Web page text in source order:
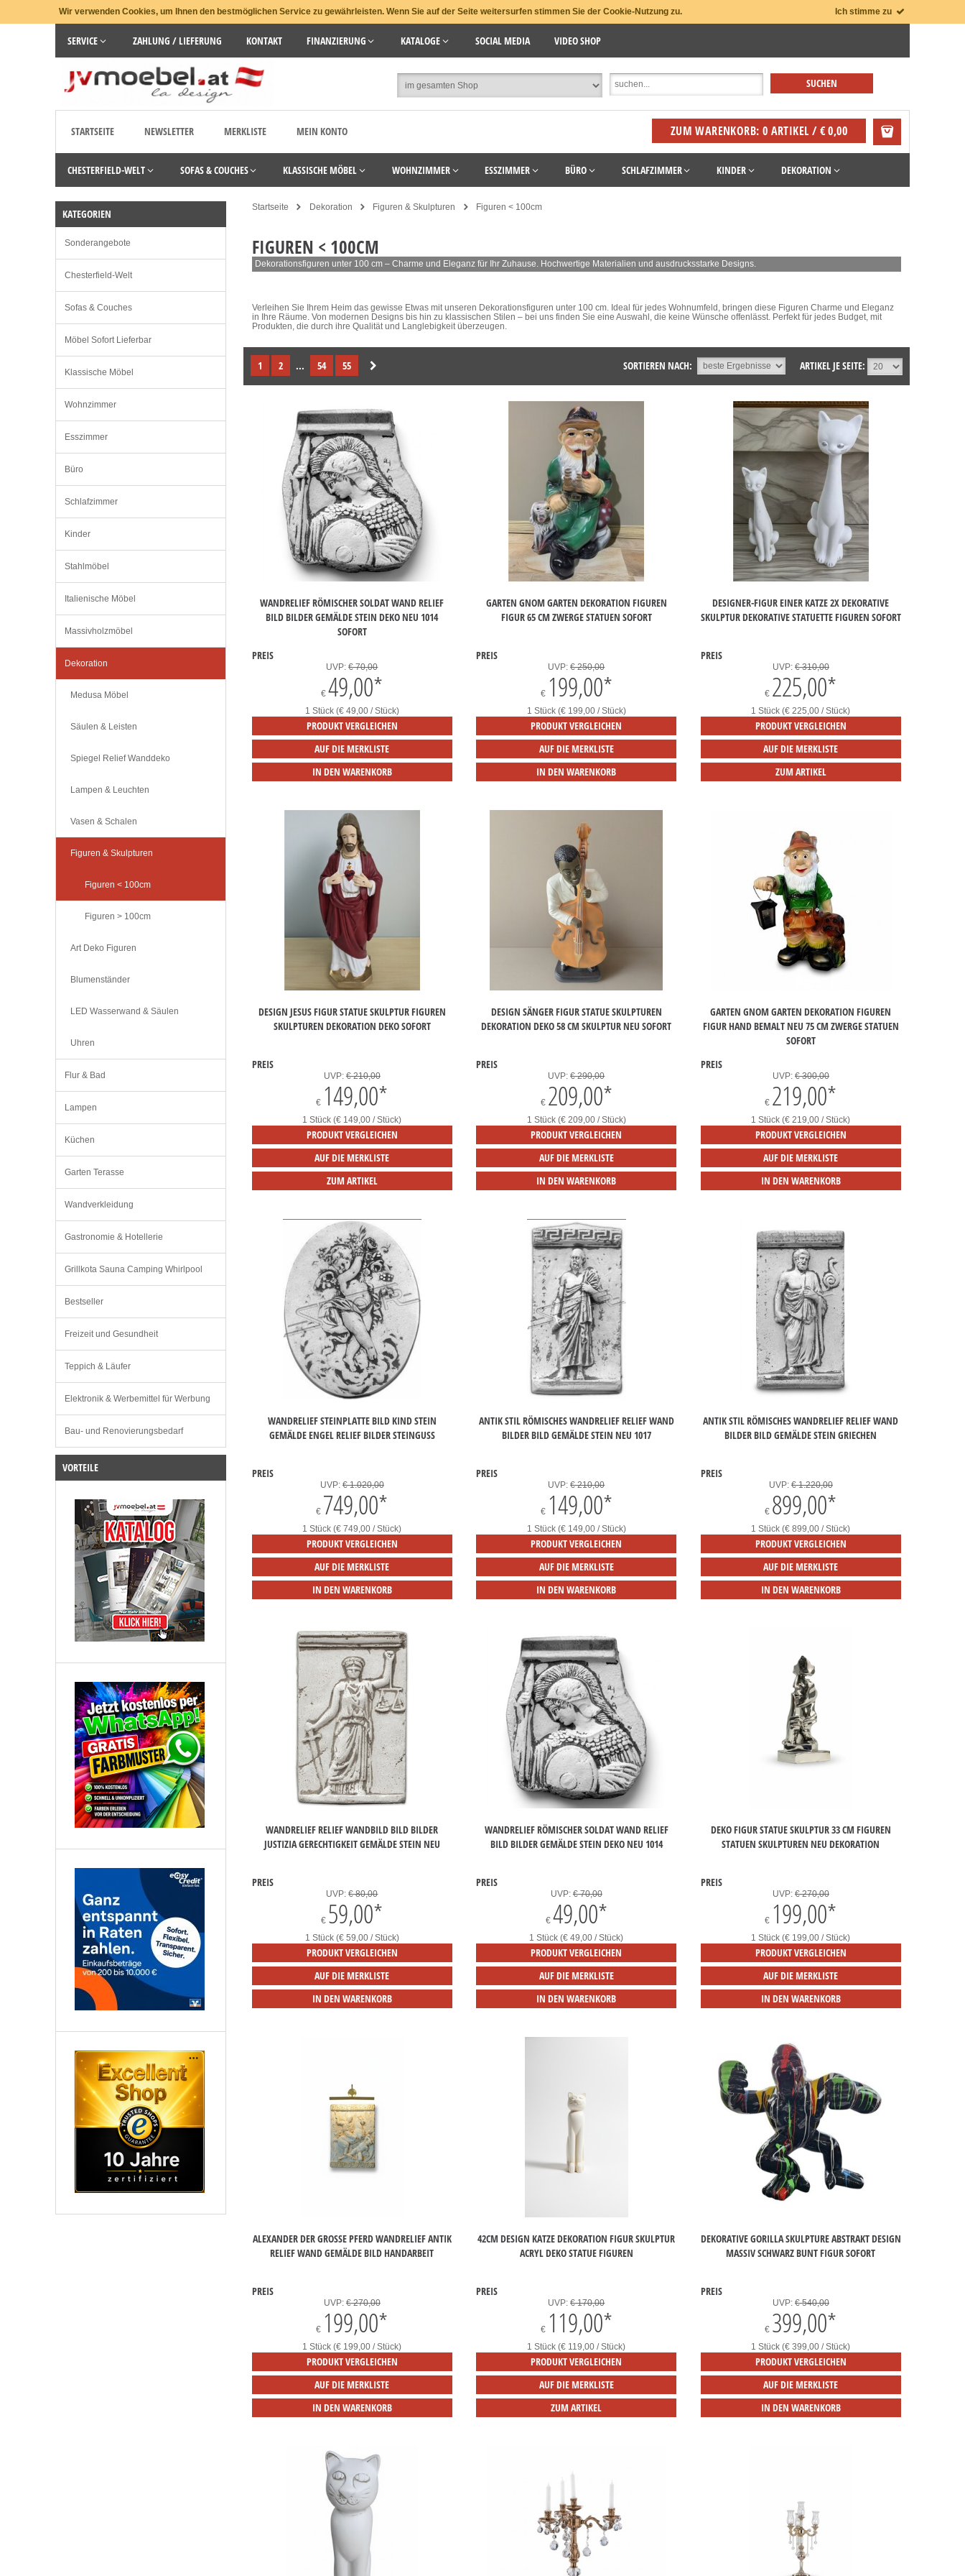
Wir verwenden Cookies, um Ihnen den bestmöglichen Service zu gewährleisten. Wenn Sie auf der Seite weitersurfen stimmen Sie der Cookie-Nutzung zu. Ich stimme zu
SERVICE ZAHLUNG / LIEFERUNG KONTAKT FINANZIERUNG KATALOGE SOCIAL MEDIA VIDEO SHOP
STARTSEITE NEWSLETTER MERKLISTE MEIN KONTO ZUM WARENKORB: 0 ARTIKEL / € 0,00
CHESTERFIELD-WELT SOFAS & COUCHES KLASSISCHE MÖBEL WOHNZIMMER ESSZIMMER BÜRO SCHLAFZIMMER KINDER DEKORATION
Startseite Dekoration Figuren & Skulpturen Figuren < 100cm
FIGUREN < 100CM
Dekorationsfiguren unter 100 cm – Charme und Eleganz für Ihr Zuhause. Hochwertige Materialien und ausdrucksstarke Designs.
Verleihen Sie Ihrem Heim das gewisse Etwas mit unseren Dekorationsfiguren unter 100 cm. Ideal für jedes Wohnumfeld, bringen diese Figuren Charme und Eleganz
in Ihre Räume. Von modernen Designs bis hin zu klassischen Stilen – bei uns finden Sie eine Auswahl, die keine Wünsche offenlässt. Perfekt für jedes Budget, mit
Produkten, die durch ihre Qualität und Langlebigkeit überzeugen.
1 2 ... 54 55 ARTIKEL JE SEITE:
SORTIEREN NACH:
WANDRELIEF RÖMISCHER SOLDAT WAND RELIEF
BILD BILDER GEMÄLDE STEIN DEKO NEU 1014
SOFORT
PREIS
UVP:€ 70,00
€ 49,00*
1 Stück (€ 49,00 / Stück)
PRODUKT VERGLEICHEN
AUF DIE MERKLISTE
IN DEN WARENKORB
GARTEN GNOM GARTEN DEKORATION FIGUREN
FIGUR 65 CM ZWERGE STATUEN SOFORT
PREIS
UVP:€ 250,00
€ 199,00*
1 Stück (€ 199,00 / Stück)
PRODUKT VERGLEICHEN
AUF DIE MERKLISTE
IN DEN WARENKORB
DESIGNER-FIGUR EINER KATZE 2X DEKORATIVE
SKULPTUR DEKORATIVE STATUETTE FIGUREN SOFORT
PREIS
UVP: € 310,00
€ 225,00*
1 Stück (€ 225,00 / Stück)
PRODUKT VERGLEICHEN
AUF DIE MERKLISTE
ZUM ARTIKEL
DESIGN JESUS FIGUR STATUE SKULPTUR FIGUREN
SKULPTUREN DEKORATION DEKO SOFORT
PREIS
UVP: € 210,00
€ 149,00*
1 Stück (€ 149,00 / Stück)
PRODUKT VERGLEICHEN
AUF DIE MERKLISTE
ZUM ARTIKEL
DESIGN SÄNGER FIGUR STATUE SKULPTUREN
DEKORATION DEKO 58 CM SKULPTUR NEU SOFORT
PREIS
UVP:€ 290,00
€ 209,00*
1 Stück (€ 209,00 / Stück)
PRODUKT VERGLEICHEN
AUF DIE MERKLISTE
IN DEN WARENKORB
GARTEN GNOM GARTEN DEKORATION FIGUREN
FIGUR HAND BEMALT NEU 75 CM ZWERGE STATUEN
SOFORT
PREIS
UVP: € 300,00
€ 219,00*
1 Stück (€ 219,00 / Stück)
PRODUKT VERGLEICHEN
AUF DIE MERKLISTE
IN DEN WARENKORB
WANDRELIEF STEINPLATTE BILD KIND STEIN
GEMÄLDE ENGEL RELIEF BILDER STEINGUSS
PREIS
UVP: € 1.020,00
€ 749,00*
1 Stück (€ 749,00 / Stück)
PRODUKT VERGLEICHEN
AUF DIE MERKLISTE
IN DEN WARENKORB
ANTIK STIL RÖMISCHES WANDRELIEF RELIEF WAND
BILDER BILD GEMÄLDE STEIN NEU 1017
PREIS
UVP:€ 210,00
€ 149,00*
1 Stück (€ 149,00 / Stück)
PRODUKT VERGLEICHEN
AUF DIE MERKLISTE
IN DEN WARENKORB
ANTIK STIL RÖMISCHES WANDRELIEF RELIEF WAND
BILDER BILD GEMÄLDE STEIN GRIECHEN
PREIS
UVP: € 1.220,00
€ 899,00*
1 Stück (€ 899,00 / Stück)
PRODUKT VERGLEICHEN
AUF DIE MERKLISTE
IN DEN WARENKORB
WANDRELIEF RELIEF WANDBILD BILD BILDER
JUSTIZIA GERECHTIGKEIT GEMÄLDE STEIN NEU
PREIS
UVP:€ 80,00
€ 59,00*
1 Stück (€ 59,00 / Stück)
PRODUKT VERGLEICHEN
AUF DIE MERKLISTE
IN DEN WARENKORB
WANDRELIEF RÖMISCHER SOLDAT WAND RELIEF
BILD BILDER GEMÄLDE STEIN DEKO NEU 1014
PREIS
UVP:€ 70,00
€ 49,00*
1 Stück (€ 49,00 / Stück)
PRODUKT VERGLEICHEN
AUF DIE MERKLISTE
IN DEN WARENKORB
DEKO FIGUR STATUE SKULPTUR 33 CM FIGUREN
STATUEN SKULPTUREN NEU DEKORATION
PREIS
UVP: € 270,00
€ 199,00*
1 Stück (€ 199,00 / Stück)
PRODUKT VERGLEICHEN
AUF DIE MERKLISTE
IN DEN WARENKORB
ALEXANDER DER GROSSE PFERD WANDRELIEF ANTIK R
ELIEF WAND GEMÄLDE BILD HANDARBEIT
PREIS
UVP: € 270,00
€ 199,00*
1 Stück (€ 199,00 / Stück)
PRODUKT VERGLEICHEN
AUF DIE MERKLISTE
IN DEN WARENKORB
42CM DESIGN KATZE DEKORATION FIGUR SKULPTUR
ACRYL DEKO STATUE FIGUREN
PREIS
UVP:€ 170,00
€ 119,00*
1 Stück (€ 119,00 / Stück)
PRODUKT VERGLEICHEN
AUF DIE MERKLISTE
ZUM ARTIKEL
DEKORATIVE GORILLA SKULPTURE ABSTRAKT DESIGN
MASSIV SCHWARZ BUNT FIGUR SOFORT
PREIS
UVP: € 540,00
€ 399,00*
1 Stück (€ 399,00 / Stück)
PRODUKT VERGLEICHEN
AUF DIE MERKLISTE
IN DEN WARENKORB
KATEGORIEN
Sonderangebote
Chesterfield-Welt
Sofas & Couches
Möbel Sofort Lieferbar
Klassische Möbel
Wohnzimmer
Esszimmer
Büro
Schlafzimmer
Kinder
Stahlmöbel
Italienische Möbel
Massivholzmöbel
Dekoration
Medusa Möbel
Säulen & Leisten
Spiegel Relief Wanddeko
Lampen & Leuchten
Vasen & Schalen
Figuren & Skulpturen
Figuren < 100cm
Figuren > 100cm
Art Deko Figuren
Blumenständer
LED Wasserwand & Säulen
Uhren
Flur & Bad
Lampen
Küchen
Garten Terasse
Wandverkleidung
Gastronomie & Hotellerie
Grillkota Sauna Camping Whirlpool
Bestseller
Freizeit und Gesundheit
Teppich & Läufer
Elektronik & Werbemittel für Werbung
Bau- und Renovierungsbedarf
VORTEILE